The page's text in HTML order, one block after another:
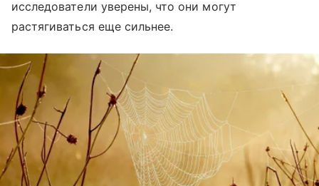
исследователи уверены, что они могут
растягиваться еще сильнее.